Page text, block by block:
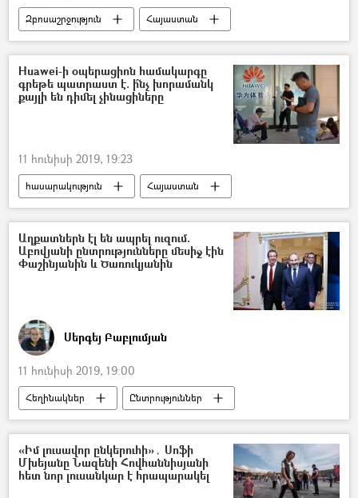
Զբոսաշրջություն
Հայաստան
Զբոսաշրջիկ
Huawei-ի օպերացիոն համակարգը
գրեթե պատրաստ է. ի՞նչ խորամանկ
քայլի են դիմել չինացիները
11 հունիսի 2019, 19:23
հասարակություն
Հայաստան
Աշխարհ
սմարթֆոն
Տեխնիկա և նորարարություններ
Աղքատներն էլ են ապրել ուզում.
Աբովյանի ընտրությունները մեսիջ էին
Փաշինյանին և Ծառուկյանին
Սերգեյ Բաբլումյան
11 հունիսի 2019, 19:00
Հեղինակներ
Ընտրություններ
Գագիկ Ծառուկյան
Նիկոլ Փաշինյան
«Իմ քայլը» դաշինք
Բարգավաճ Հայաստան կուսակցություն (ԲՀԿ)
«Իմ լուսավոր ընկերուհի»․ Սոֆի
Մխեյանը Նազենի Հովհաննիսյանի
հետ նոր լուսանկար է հրապարակել